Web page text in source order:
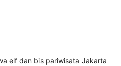
elf dan bis pariwisata Jakarta